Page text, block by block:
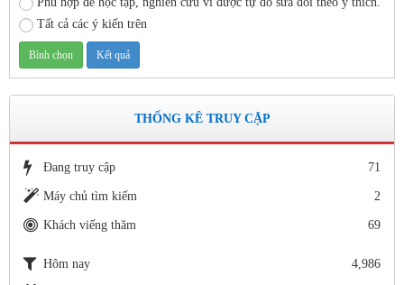
2019– 2020
Thời gian đăng: 11/06/2020
lượt xem: 11743 | lượt tải:670
Số: 15 /QĐ-THVY ngày 10/9&#
QUYẾT ĐỊNH Về việc ban hành thực hiện Quy chế dân chủ
Số 142/ KH-BCĐ ngày 12/6/2020
Kế hoạch tuyển sinh vào các trường MN, TH, THCS năm học
Tất cả các ý kiến trên
THỐNG KÊ TRUY CẬP
Đang truy cập 71
Máy chủ tìm kiếm 2
Khách viếng thăm 69
Hôm nay 4,986